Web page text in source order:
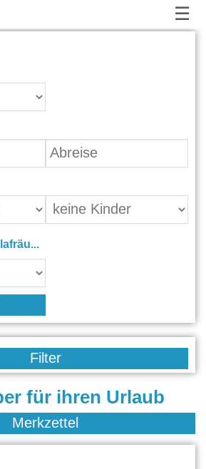
☰
min. separate Schlafräume:
Filter
für ihren Urlaub
Merkzettel